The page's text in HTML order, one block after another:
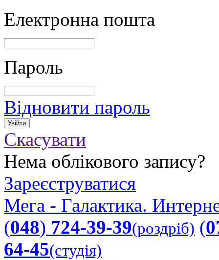
Електронна пошта
Пароль
Відновити пароль
Скасувати
Нема облікового запису?
Зареєструватися
Мега - Галактика.
(048) 724-39-39(роздріб) (
64-45(студія)